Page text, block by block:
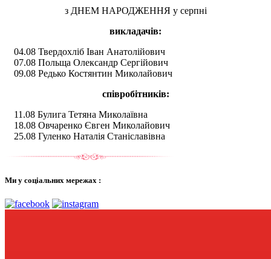
з ДНЕМ НАРОДЖЕННЯ у серпні
викладачів:
04.08 Твердохліб Іван Анатолійович
07.08 Польща Олександр Сергійович
09.08 Редько Костянтин Миколайович
співробітників:
11.08 Булига Тетяна Миколаївна
18.08 Овчаренко Євген Миколайович
25.08 Гуленко Наталія Станіславівна
Ми у соціальних мережах :